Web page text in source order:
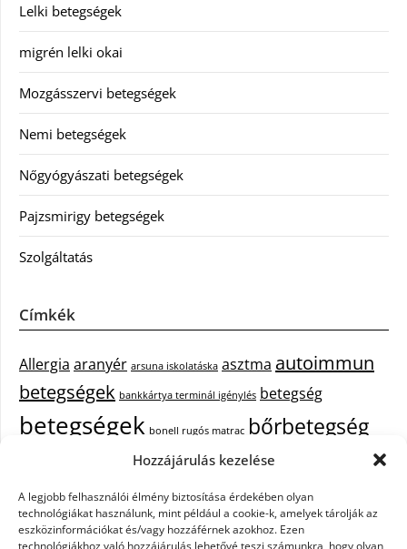
Hozzájárulás kezelése
A legjobb felhasználói élmény biztosítása érdekében olyan
technológiákat használunk, mint például a cookie-k, amelyek tárolják az
eszközinformációkat és/vagy hozzáférnek azokhoz. Ezen
technológiákhoz való hozzájárulás lehetővé teszi számunkra, hogy olyan
Lelki betegségek
migrén lelki okai
Mozgásszervi betegségek
Nemi betegségek
Nőgyógyászati betegségek
Pajzsmirigy betegségek
Szolgáltatás
Címkék
Allergia aranyér arsuna iskolatáska asztma autoimmun
betegségek bankkártya terminál igénylés betegség
betegségek bonell rugós matrac bőrbetegség
bőrbetegségek cukorbetegség
debrecen iroda bérlés egészségügyi piercing epekőepilepszia
tisztítása fejfájás festőszerszám fájdalom háztartási gép